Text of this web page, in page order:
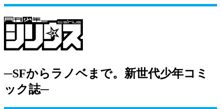
─SFからラノベまで。新世代少年コミ
ック誌─